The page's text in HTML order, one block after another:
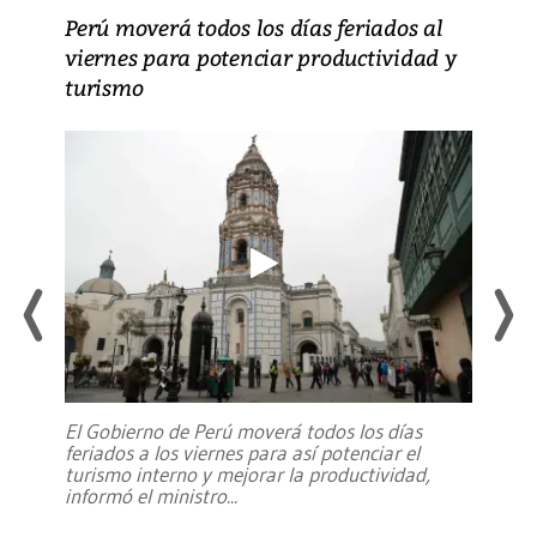
Perú moverá todos los días feriados al
viernes para potenciar productividad y
turismo
El Gobierno de Perú moverá todos los días
feriados a los viernes para así potenciar el
turismo interno y mejorar la productividad,
informó el ministro...